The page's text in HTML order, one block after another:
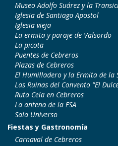
Museo Adolfo Suárez y la
Iglesia de Santiago Apostol
Iglesia vieja
La ermita y paraje de Valsordo
La picota
Puentes de Cebreros
Plazas de Cebreros
El Humilladero y la Ermita de la
Las Ruinas del Convento "El
Ruta Cela en Cebreros
La antena de la ESA
Sala Universo
Fiestas y Gastronomía
Carnaval de Cebreros